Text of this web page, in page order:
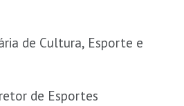
de Cultura, Esporte e
de Esportes